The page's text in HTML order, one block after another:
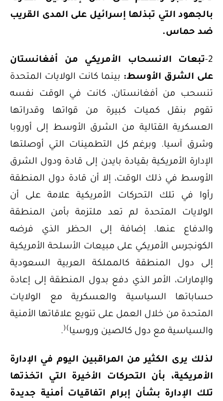
بالجهود التي تبذلها إسرائيل على المدى القريب
ضد حماس.
تبعات الانسحاب الأمريكي من أفغانستان
على الشرق الأوسط:بينما كانت الولايات المتحدة
تنسحب من أفغانستان، كانت في الوقت نفسه
تقوم بنقل كميات كبيرة من قواتها وقدراتها
العسكرية القتالية من الشرق الأوسط إلى أوروبا
وشرق آسيا. وبرغم كل التطمينات التي أوصلتها
الإدارة الأمريكية بقيادة بايدن إلى قادة ودول الشرق
الأوسط في ذلك الوقت، إلا أن قادة دول المنطقة
رأوا في تلك التحركات الأمريكية علامة على أن
الولايات المتحدة لم تعد ملتزمة بأمن المنطقة
والدفاع عنها. إضافة إلى الحظر الذي فرضه
الكونجرس الأمريكي على مبيعات الأسلحة الأمريكية
إلى دول المنطقة كالمملكة العربية السعودية
والإمارات، الأمر الذي دفع بدول المنطقة إلى إعادة
حساباتها السياسية والعسكرية مع الولايات
المتحدة من خلال العمل على تنويع علاقاتها الأمنية
والسياسية مع دول كالصين وروسيا)
(
.
لذلك يرى الكثير من المراقبين اليوم في الإدارة
الأمريكية، بأن التحركات الأخيرة التي اتخذتها
تلك الإدارة بشأن إبرام اتفاقيات أمنية جديدة